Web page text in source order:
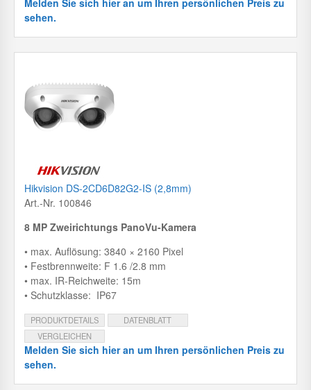
sehen.
Hikvision DS-2CD6D82G2-IS (2,8mm)
Art.-Nr. 100846
8 MP Zweirichtungs PanoVu-Kamera
• max. Auflösung: 3840 × 2160 Pixel
• Festbrennweite: F 1.6 /2.8 mm
• max. IR-Reichweite: 15m
• Schutzklasse: IP67
PRODUKTDETAILS
DATENBLATT
VERGLEICHEN
Melden Sie sich hier an um Ihren persönlichen Preis zu
sehen.